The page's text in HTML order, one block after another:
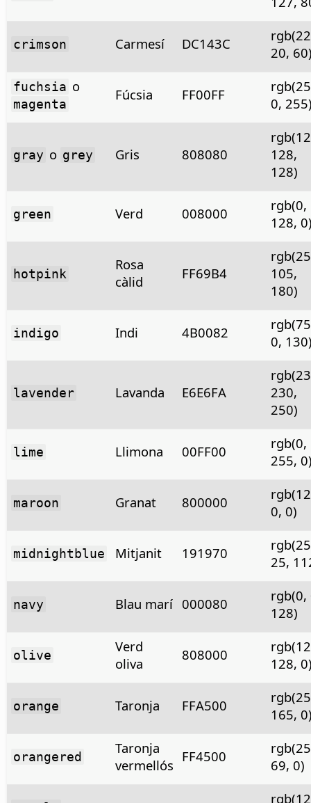
crimson Carmesí DC143C
20,
fuchsia o
magenta
Fúcsia FF00FF
0,
gray o grey Gris 808080
128,
128)
green Verd 008000
rgb(0,
128,
hotpink
Rosa
càlid
FF69B4
105,
180)
indigo Indi 4B0082
0,
lavender Lavanda E6E6FA
230,
250)
lime Llimona 00FF00
rgb(0,
255,
maroon Granat 800000
0, 0)
midnightblue Mitjanit 191970
25,
navy Blau marí 000080
rgb(0,
128)
olive
Verd
oliva
808000
128,
orange Taronja FFA500
165,
orangered
Taronja
vermellós
FF4500
69, 0)